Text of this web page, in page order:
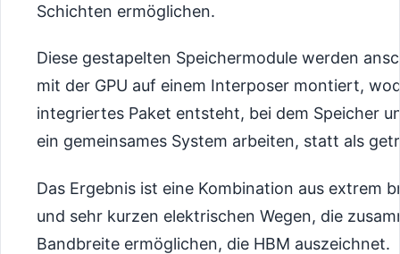
Schichten ermöglichen.
Diese gestapelten Speichermodule werden
mit der GPU auf einem Interposer montiert,
integriertes Paket entsteht, bei dem Speicher
ein gemeinsames System arbeiten, statt als
Das Ergebnis ist eine Kombination aus extrem
und sehr kurzen elektrischen Wegen, die
Bandbreite ermöglichen, die HBM auszeichnet.